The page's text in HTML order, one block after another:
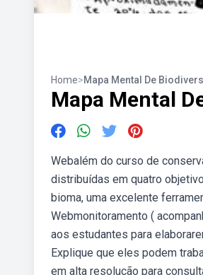
Home>Mapa Mental De
Mapa Mental
Webalém do curso de
distribuídas em quatro
bioma, uma excelente
Webmonitoramento (
aos estudantes para
Explique que eles podem
em alta resolução para